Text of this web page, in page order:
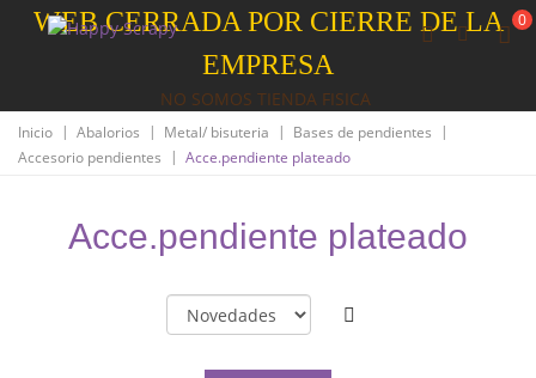
WEB CERRADA POR CIERRE DE LA
EMPRESA
NO SOMOS TIENDA FISICA
0
Inicio | Abalorios | Metal/ bisuteria | Bases de pendientes
|
Accesorio pendientes
| Acce.pendiente plateado
Acce.pendiente plateado